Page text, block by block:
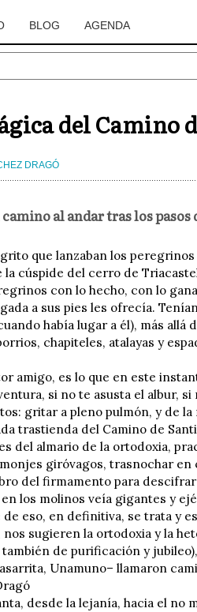
BLOG AGENDA
del Camino
DRAGÓ
al andar tras los
grito que lanzaban los
la cúspide del cerro de
con lo hecho, con lo
a sus pies les ofrecía.
había lugar a él), más
chapiteles, atalayas y
amigo, es lo que en este
si no te asusta el albur,
gritar a pleno pulmón, y de
trastienda del Camino de
del almario de la ortodoxia,
giróvagos, trasnochar
del firmamento para
los molinos veía gigantes y
de eso, en definitiva, se trata y
sugieren la ortodoxia y la
de purificación y
Unamuno– llamaron
desde la lejanía, hacia el no